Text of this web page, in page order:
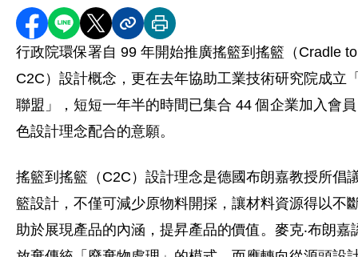
分享至 Facebook
分享到 LINE
分享到 X分享內容連結
列印本頁
行政院環保署自 99 年開始推廣搖籃到搖籃（Cradle
C2C）設計概念，更在去年協助工業技術研究院成立
聯盟」，短短一年半的時間已集合 44 個企業加入會
色設計理念配合的意願。
搖籃到搖籃（C2C）設計理念是德國布朗嘉教授所倡
籃設計，不僅可減少原物料開採，讓材料資源得以不
助於展現產品的內涵，提昇產品的價值。麥克‧布朗嘉